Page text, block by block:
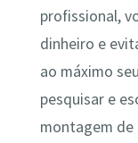
profissional,
dinheiro e
ao máximo
pesquisar e
montagem de